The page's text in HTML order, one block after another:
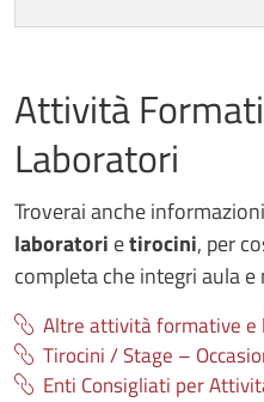
Attività
Laboratori
Troverai anche
laboratori etirocini, per
completa che integri aula
Altre attività formative e
Tirocini / Stage –
Enti Consigliati per